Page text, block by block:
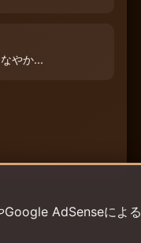
やか...
AdSenseによる